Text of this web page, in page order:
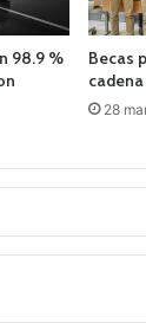
98.9 %
Becas
28